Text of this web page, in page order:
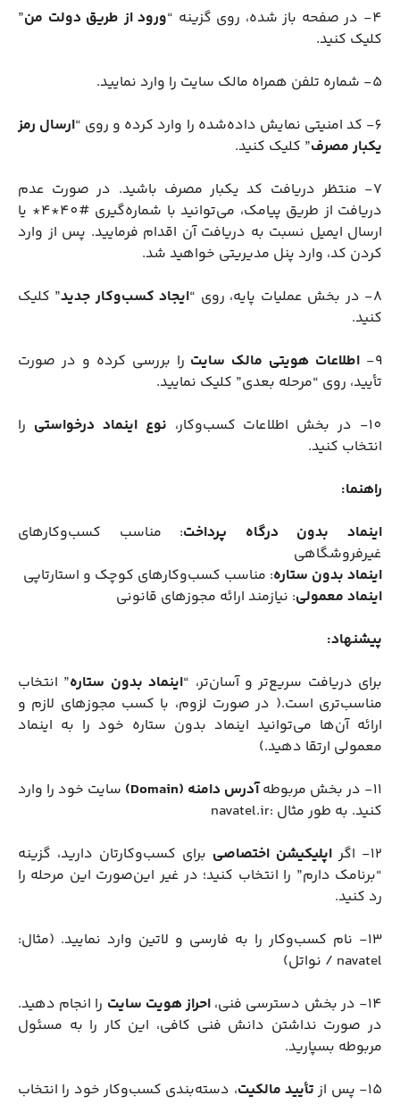
4- در صفحه باز شده، روی گزینه “
ورود از طریق دولت من”
کلیک کنید.
5- شماره تلفن همراه مالک سایت را وارد نمایید.
6- کد امنیتی نمایش داده‌شده را وارد کرده و روی “
ارسال رمز
یکبار مصرف” کلیک کنید.
7- منتظر دریافت کد یکبار مصرف باشید. در صورت عدم
دریافت از طریق پیامک، می‌توانید با شماره‌گیری #40*4* یا
ارسال ایمیل نسبت به دریافت آن اقدام فرمایید. پس از وارد
کردن کد، وارد پنل مدیریتی خواهید شد.
8- در بخش عملیات پایه، روی “
ایجاد کسب‌وکار جدید” کلیک
کنید.
9-
اطلاعات هویتی مالک سایت را بررسی کرده و در صورت
تأیید، روی “مرحله بعدی” کلیک نمایید.
10- در بخش اطلاعات کسب‌وکار،
نوع اینماد درخواستی را
انتخاب کنید.
راهنما:
اینماد
بدون درگاه پرداخت: مناسب کسب‌وکارهای
غیر‌فروشگاهی
اینماد بدون ستاره: مناسب کسب‌وکارهای کوچک و استارتاپی
اینماد معمولی: نیازمند ارائه مجوزهای قانونی
پیشنهاد:
برای دریافت سریع‌تر و آسان‌تر، “اینماد بدون ستاره” انتخاب
مناسب‌تری است.( در صورت لزوم، با کسب مجوزهای لازم و
ارائه آن‌ها می‌توانید اینماد بدون ستاره خود را به اینماد
معمولی ارتقا دهید.)
11- در بخش مربوطه
آدرس دامنه (Domain)
سایت خود را وارد
کنید. به طور مثال :navatel.ir
12- اگر
اپلیکیشن اختصاصی برای کسب‌وکارتان دارید، گزینه
“برنامک دارم” را انتخاب کنید؛ در غیر این‌صورت این مرحله را
رد کنید.
13- نام کسب‌وکار را به فارسی و لاتین وارد نمایید. (مثال:
navatel / نواتل)
14- در بخش دسترسی فنی،
احراز هویت سایت را انجام دهید.
در صورت نداشتن دانش فنی کافی، این کار را به مسئول
مربوطه بسپارید.
15- پس از
تأیید مالکیت، دسته‌بندی کسب‌وکار خود را انتخاب